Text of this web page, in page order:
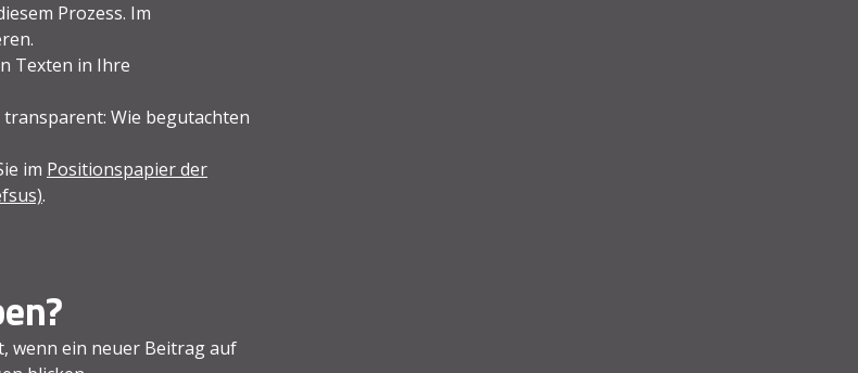
Prozess. Im
Texten in Ihre
Wie begutachten
im Positionspapier der
.
wenn ein neuer Beitrag auf